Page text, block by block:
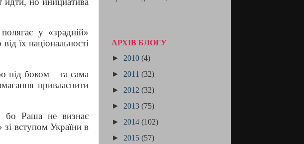
у «зрадній»
їх національності
під боком – та сама
привласнити
бо Раша не визнає
вступом України в
АРХІВ БЛОГУ
► 2010 (4)
► 2011 (32)
► 2012 (32)
► 2013 (75)
► 2014 (102)
► 2015 (57)